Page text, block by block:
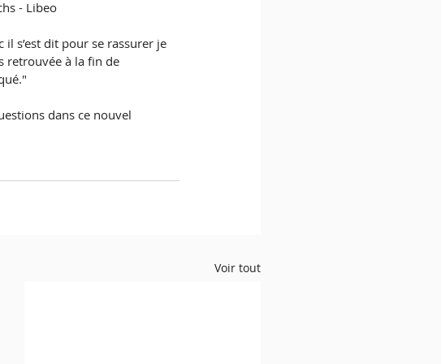
- Libeo
s’est dit pour se rassurer je
retrouvée à la fin de
dans ce nouvel
Voir tout